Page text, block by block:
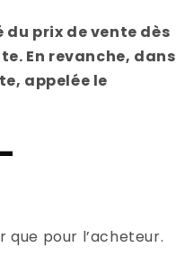
prix de vente dès
En revanche, dans
appelée le
pour l’acheteur.